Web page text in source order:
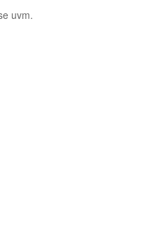
uvm.